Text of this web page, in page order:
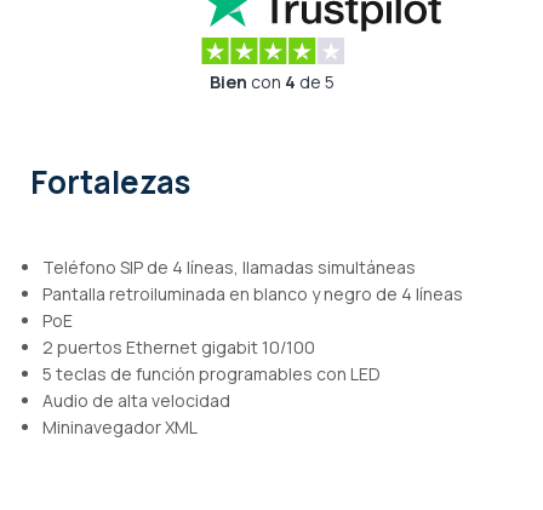
Bien con 4 de 5
Fortalezas
Teléfono SIP de 4 líneas, llamadas simultáneas
Pantalla retroiluminada en blanco y negro de 4 líneas
PoE
2 puertos Ethernet gigabit 10/100
5 teclas de función programables con LED
Audio de alta velocidad
Mininavegador XML